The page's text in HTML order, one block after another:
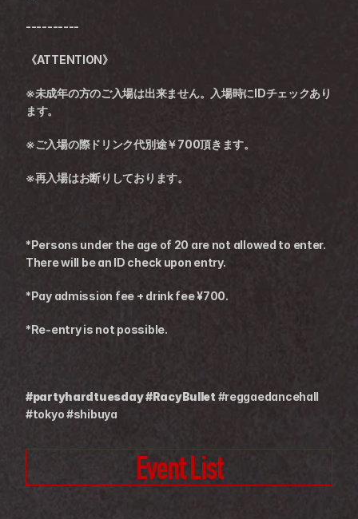
----------
《ATTENTION》
※未成年の方のご入場は出来ません。入場時にIDチェックあり
ます。
※ご入場の際ドリンク代別途￥700頂きます。
※再入場はお断りしております。
*Persons under the age of 20 are not allowed to enter.
There will be an ID check upon entry.
*Pay admission fee + drink fee ¥700.
*Re-entry is not possible.
#partyhardtuesday #RacyBullet #reggaedancehall
#tokyo #shibuya
Event List